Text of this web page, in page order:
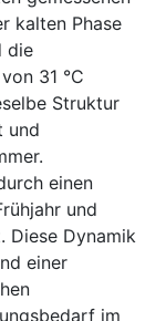
kalten Phase
die
31 °C
Struktur
und
einen
und
Diese Dynamik
einer
im